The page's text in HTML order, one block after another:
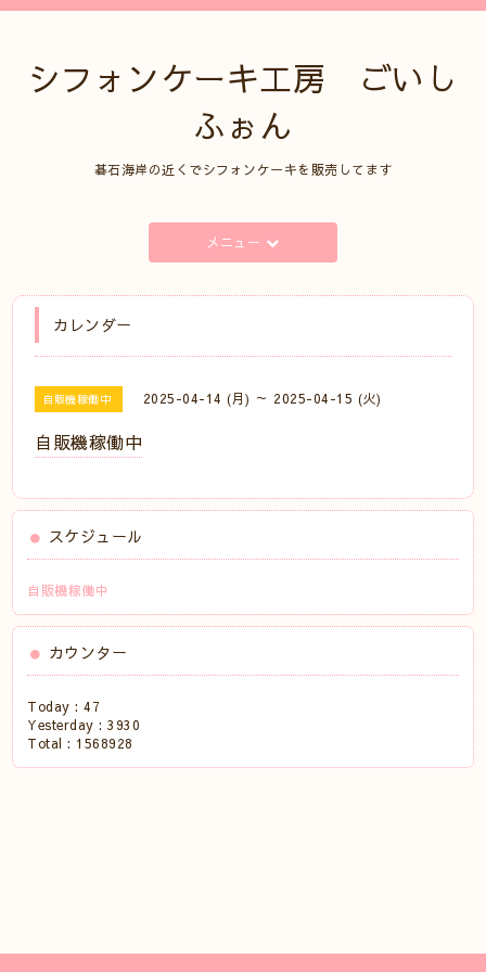
シフォンケーキ工房 ごいし
ふぉん
碁石海岸の近くでシフォンケーキを販売してます
メニュー
カレンダー
自販機稼働中 2025-04-14 (月) ～ 2025-04-15 (火)
自販機稼働中
スケジュール
自販機稼働中
カウンター
Today :47
Yesterday :3930
Total : 1568928